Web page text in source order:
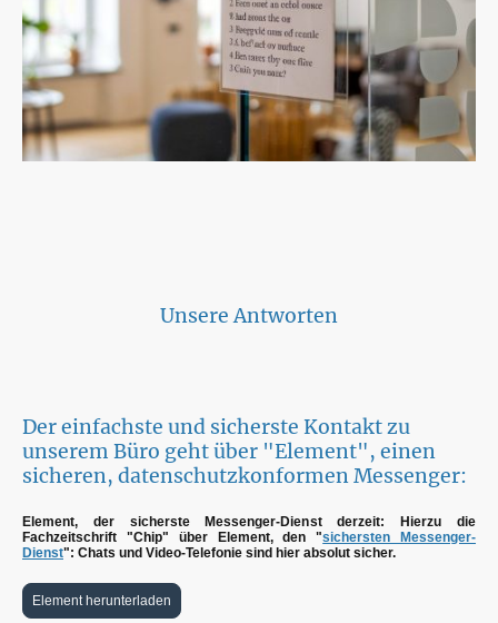
Unsere Antworten
Der einfachste und sicherste Kontakt zu
unserem Büro geht über "Element", einen
sicheren, datenschutzkonformen Messenger:
Element, der sicherste Messenger-Dienst derzeit: Hierzu die
Fachzeitschrift "Chip" über Element, den "sichersten Messenger-
Dienst": Chats und Video-Telefonie sind hier absolut sicher.
Element herunterladen